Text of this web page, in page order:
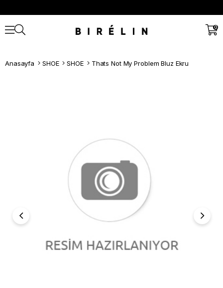
0
Anasayfa SHOE SHOE Thats Not My Problem Bluz Ekru